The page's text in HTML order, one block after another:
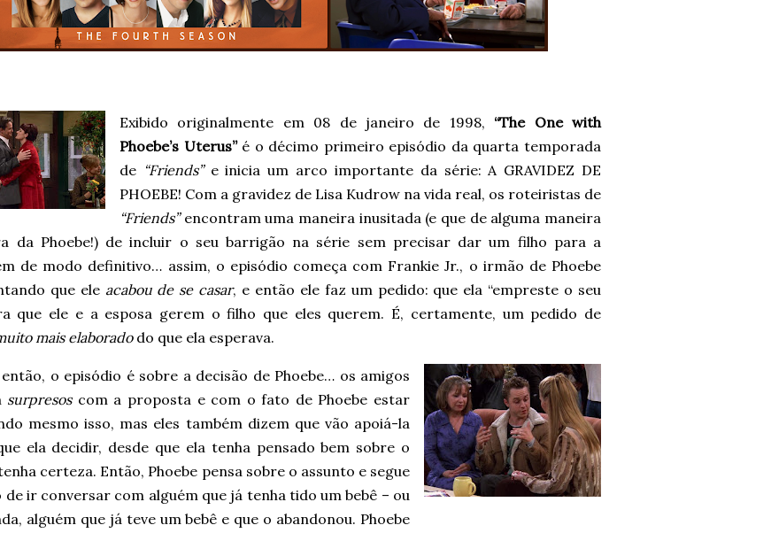
Exibido originalmente em 08 de janeiro de 1998, “The One with
Phoebe’s Uterus”é o décimo primeiro episódio da quarta temporada
de “Friends”e inicia um arco importante da série: A GRAVIDEZ DE
PHOEBE! Com a gravidez de Lisa Kudrow na vida real, os roteiristas de
“Friends”encontram uma maneira inusitada (e que de alguma maneira
da Phoebe!) de incluir o seu barrigão na série sem precisar dar um filho para a
de modo definitivo… assim, o episódio começa com Frankie Jr., o irmão de Phoebe
que ele acabou de se casar, e então ele faz um pedido: que ela “empreste o seu
que ele e a esposa gerem o filho que eles querem. É, certamente, um pedido de
mais elaboradodo que ela esperava.
o episódio é sobre a decisão de Phoebe… os amigos
surpresoscom a proposta e com o fato de Phoebe estar
mesmo isso, mas eles também dizem que vão apoiá-la
ela decidir, desde que ela tenha pensado bem sobre o
certeza. Então, Phoebe pensa sobre o assunto e segue
de ir conversar com alguém que já tenha tido um bebê – ou
alguém que já teve um bebê e que o abandonou. Phoebe